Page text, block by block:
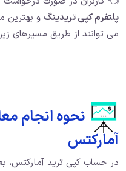
پلتفرم کپی تریدینگ و بهترین
می توانند از طریق مسیرهای
نحوه انجام
آمارکتس
در حساب کپی ترید آمارکتس،